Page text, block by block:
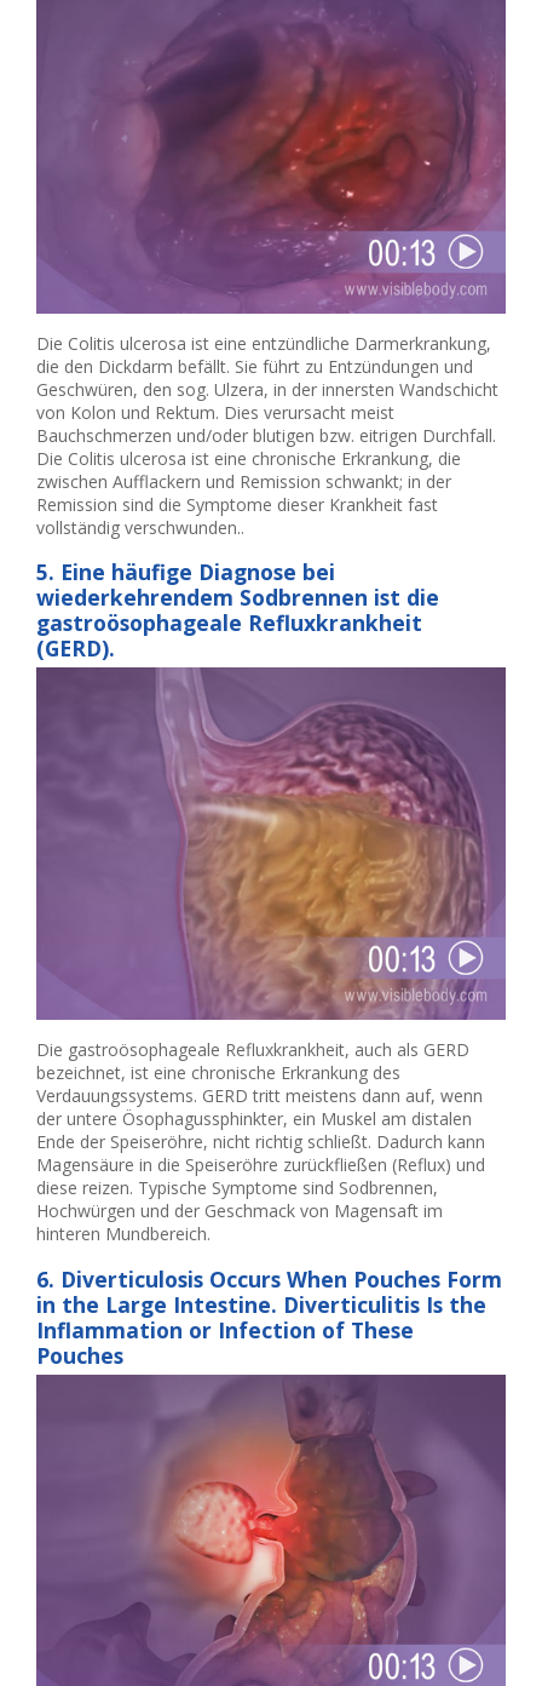
Die Colitis ulcerosa ist eine entzündliche Darmerkrankung,
die den Dickdarm befällt. Sie führt zu Entzündungen und
Geschwüren, den sog. Ulzera, in der innersten Wandschicht
von Kolon und Rektum. Dies verursacht meist
Bauchschmerzen und/oder blutigen bzw. eitrigen Durchfall.
Die Colitis ulcerosa ist eine chronische Erkrankung, die
zwischen Aufflackern und Remission schwankt; in der
Remission sind die Symptome dieser Krankheit fast
vollständig verschwunden..
5. Eine häufige Diagnose bei
wiederkehrendem Sodbrennen ist die
gastroösophageale Refluxkrankheit
(GERD).
Die gastroösophageale Refluxkrankheit, auch als GERD
bezeichnet, ist eine chronische Erkrankung des
Verdauungssystems. GERD tritt meistens dann auf, wenn
der untere Ösophagussphinkter, ein Muskel am distalen
Ende der Speiseröhre, nicht richtig schließt. Dadurch kann
Magensäure in die Speiseröhre zurückfließen (Reflux) und
diese reizen. Typische Symptome sind Sodbrennen,
Hochwürgen und der Geschmack von Magensaft im
hinteren Mundbereich.
6. Diverticulosis Occurs When Pouches Form
in the Large Intestine. Diverticulitis Is the
Inflammation or Infection of These
Pouches